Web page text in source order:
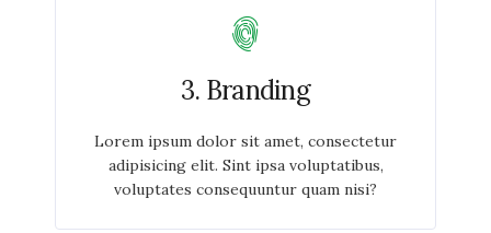
3. Branding
Lorem ipsum dolor sit amet, consectetur
adipisicing elit. Sint ipsa voluptatibus,
voluptates consequuntur quam nisi?